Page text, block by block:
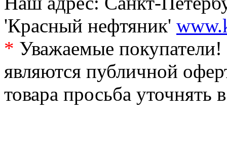
'Красный нефтяник'
* Уважаемые
являются публичной
товара просьба уточнять